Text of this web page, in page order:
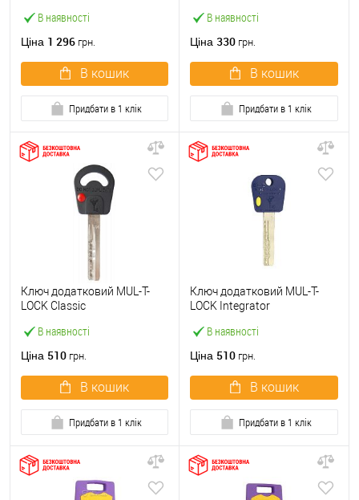
В наявності
Ціна 1 296 грн.
В кошик
Придбати в 1 клік
В наявності
Ціна 330 грн.
В кошик
Придбати в 1 клік
В наявності
Ключ додатковий MUL-T-
LOCK Classic
Ціна 510 грн.
В кошик
Придбати в 1 клік
В наявності
Ключ додатковий MUL-T-
LOCK Integrator
Ціна 510 грн.
В кошик
Придбати в 1 клік